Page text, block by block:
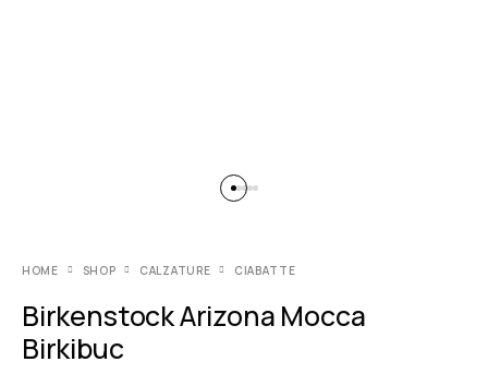
HOME SHOP CALZATURE CIABATTE
Birkenstock Arizona Mocca
Birkibuc